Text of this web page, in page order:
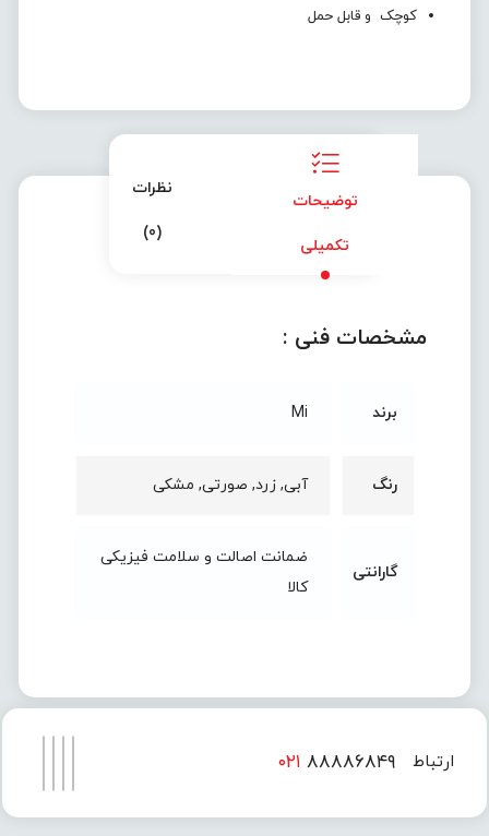
کوچک و قابل حمل
توضیحات
تکمیلی
نظرات
(0)
مشخصات فنی :
برند Mi
رنگ آبی, زرد, صورتی, مشکی
گارانتی
ضمانت اصالت و سلامت فیزیکی
کالا
ارتباط ۰۲۱ ۸۸۸۸۶۸۴۹